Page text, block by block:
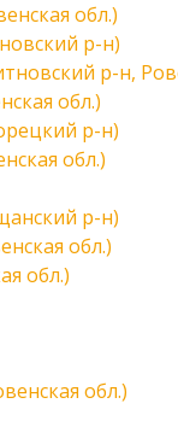
обл.)
р-н)
р-н,
обл.)
р-н)
обл.)
р-н)
обл.)
обл.)
обл.)